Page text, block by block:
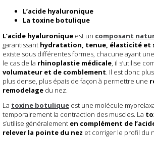
L’acide hyaluronique
La toxine botulique
L’acide hyaluronique est un composant
garantissant hydratation, tenue, élasticité et
existe sous différentes formes, chacune ayant
le cas de la rhinoplastie médicale , il s’utilise
volumateur et de comblement . Il est donc
plus dense, plus épais de façon à permettre une
remodelage du nez.
La toxine botulique est une molécule
temporairement la contraction des muscles. La
s’utilise généralement en complément de
relever la pointe du nez et corriger le profil du